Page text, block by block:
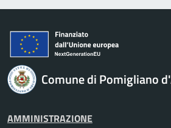
Comune di Pomigliano
AMMINISTRAZIONE